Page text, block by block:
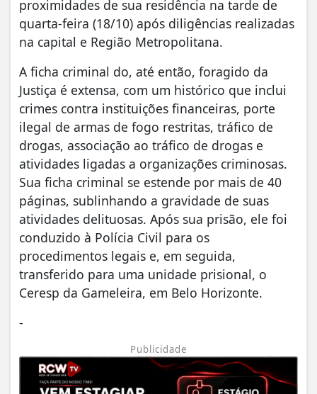
proximidades de sua residência na tarde de
quarta-feira (18/10) após diligências realizadas
na capital e Região Metropolitana.
A ficha criminal do, até então, foragido da
Justiça é extensa, com um histórico que inclui
crimes contra instituições financeiras, porte
ilegal de armas de fogo restritas, tráfico de
drogas, associação ao tráfico de drogas e
atividades ligadas a organizações criminosas.
Sua ficha criminal se estende por mais de 40
páginas, sublinhando a gravidade de suas
atividades delituosas. Após sua prisão, ele foi
conduzido à Polícia Civil para os
procedimentos legais e, em seguida,
transferido para uma unidade prisional, o
Ceresp da Gameleira, em Belo Horizonte.
-
Publicidade